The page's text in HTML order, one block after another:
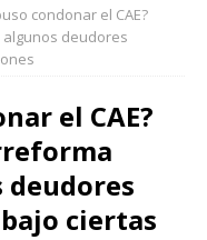
condonar el CAE?
deudores
el CAE?
ciertas